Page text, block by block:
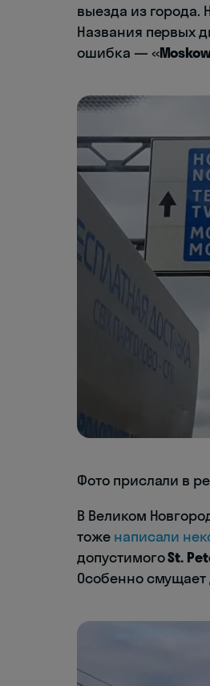
выезда из города.
Названия первых
ошибка — «
Фото прислали в
В Великом
тоже написали
допустимогоSt.
Особенно смущает